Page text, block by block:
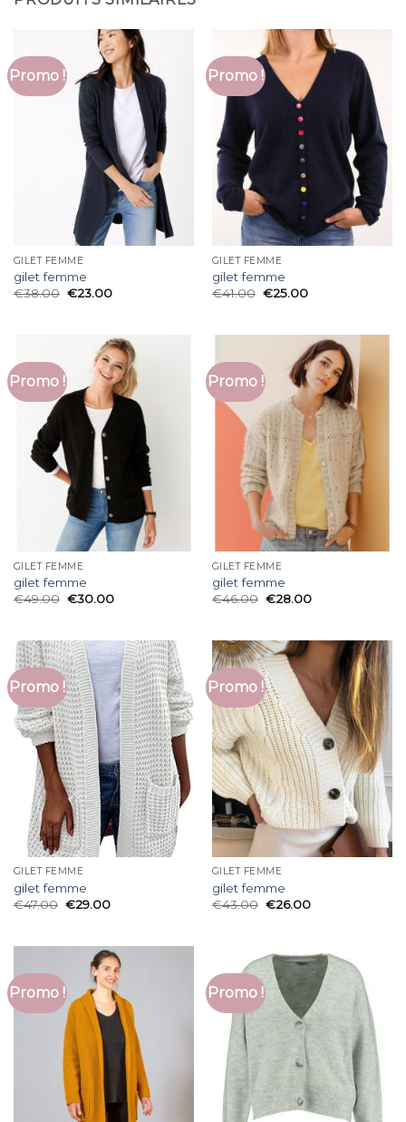
Promo !
GILET FEMME
gilet femme
€38.00 €23.00
Promo !
GILET FEMME
gilet femme
€41.00 €25.00
Promo !
GILET FEMME
gilet femme
€49.00 €30.00
Promo !
GILET FEMME
gilet femme
€46.00 €28.00
Promo !
GILET FEMME
gilet femme
€47.00 €29.00
Promo !
GILET FEMME
gilet femme
€43.00 €26.00
Promo ! Promo !